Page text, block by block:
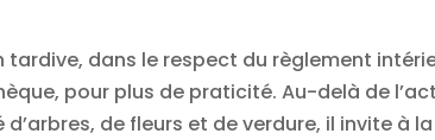
dans le respect du règlement
pour plus de praticité. Au-delà de
de fleurs et de verdure, il invite à